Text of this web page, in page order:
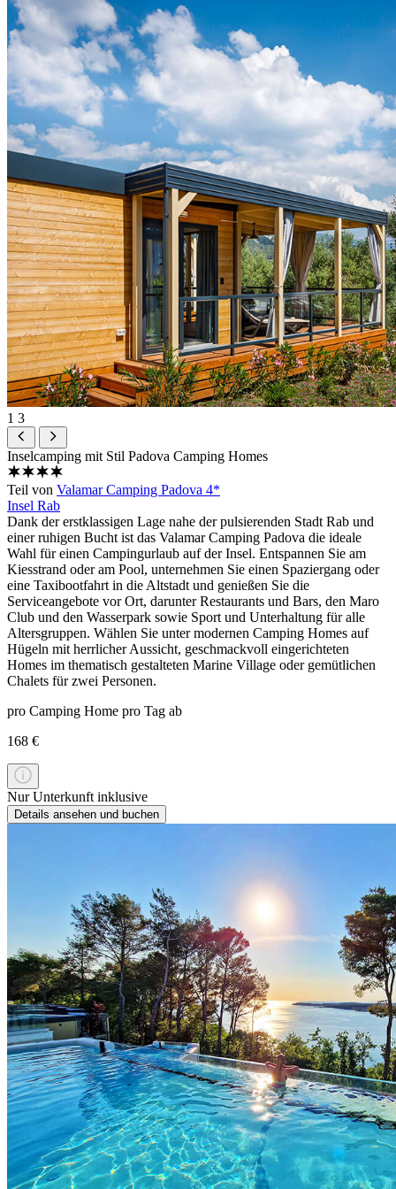
1 3
Inselcamping mit Stil Padova Camping Homes
Teil von Valamar Camping Padova 4*
Insel Rab
Dank der erstklassigen Lage nahe der pulsierenden Stadt Rab und
einer ruhigen Bucht ist das Valamar Camping Padova die ideale
Wahl für einen Campingurlaub auf der Insel. Entspannen Sie am
Kiesstrand oder am Pool, unternehmen Sie einen Spaziergang oder
eine Taxibootfahrt in die Altstadt und genießen Sie die
Serviceangebote vor Ort, darunter Restaurants und Bars, den Maro
Club und den Wasserpark sowie Sport und Unterhaltung für alle
Altersgruppen. Wählen Sie unter modernen Camping Homes auf
Hügeln mit herrlicher Aussicht, geschmackvoll eingerichteten
Homes im thematisch gestalteten Marine Village oder gemütlichen
Chalets für zwei Personen.
pro Camping Home pro Tag ab
168 €
Nur Unterkunft inklusive
Details ansehen und buchen